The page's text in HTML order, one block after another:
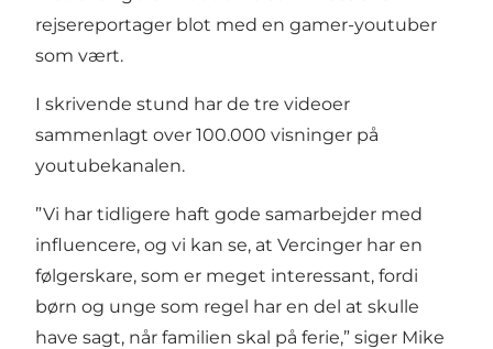
rejsereportager blot med en gamer-youtuber
som vært.
I skrivende stund har de tre videoer
sammenlagt over 100.000 visninger på
youtubekanalen.
”Vi har tidligere haft gode samarbejder med
influencere, og vi kan se, at Vercinger har en
følgerskare, som er meget interessant, fordi
børn og unge som regel har en del at skulle
have sagt, når familien skal på ferie,” siger Mike